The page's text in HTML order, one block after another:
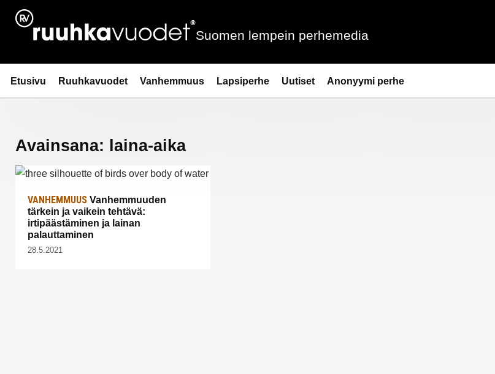
Siirry
sisältöön
Ruuhkavuodet.fi
Suomen lempein perhemedia
Etusivu Ruuhkavuodet Vanhemmuus Lapsiperhe Uutiset Anonyymi perhe
Avainsana: laina-aika
VANHEMMUUS Vanhemmuuden
tärkein ja vaikein tehtävä:
irtipäästäminen ja lainan
palauttaminen
28.5.2021